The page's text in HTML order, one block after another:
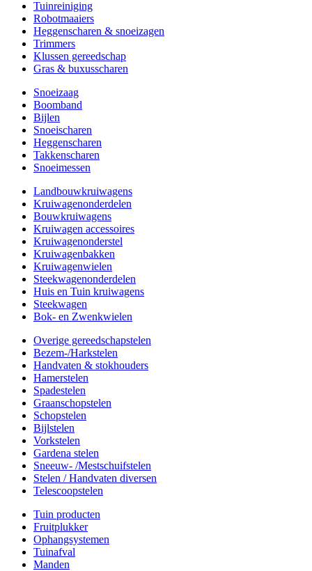
Tuinreiniging
Robotmaaiers
Heggenscharen & snoeizagen
Trimmers
Klussen gereedschap
Gras & buxusscharen
Snoeizaag
Boomband
Bijlen
Snoeischaren
Heggenscharen
Takkenscharen
Snoeimessen
Landbouwkruiwagens
Kruiwagenonderdelen
Bouwkruiwagens
Kruiwagen accessoires
Kruiwagenonderstel
Kruiwagenbakken
Kruiwagenwielen
Steekwagenonderdelen
Huis en Tuin kruiwagens
Steekwagen
Bok- en Zwenkwielen
Overige gereedschapstelen
Bezem-/Harkstelen
Handvaten & stokhouders
Hamerstelen
Spadestelen
Graanschopstelen
Schopstelen
Bijlstelen
Vorkstelen
Gardena stelen
Sneeuw- /Mestschuifstelen
Stelen / Handvaten diversen
Telescoopstelen
Tuin producten
Fruitplukker
Ophangsystemen
Tuinafval
Manden